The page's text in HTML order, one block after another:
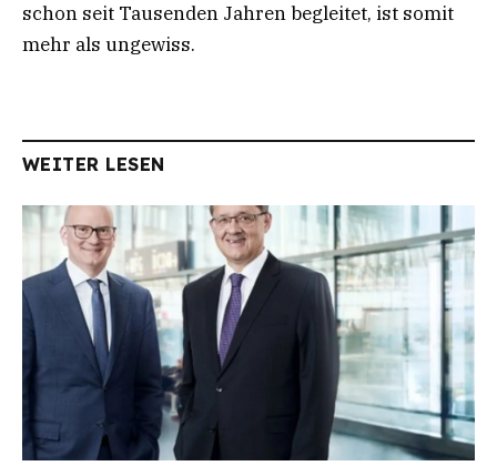
schon seit Tausenden Jahren begleitet, ist somit
mehr als ungewiss.
WEITER LESEN